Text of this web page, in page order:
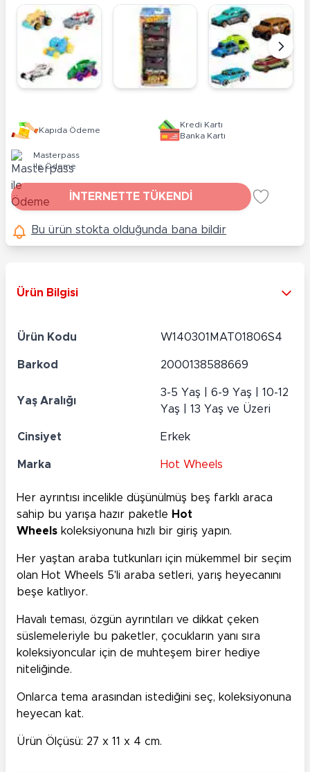
Kapıda Ödeme
Kredi Kartı
Banka Kartı
Masterpass
ile Ödeme
İNTERNETTE TÜKENDİ
Bu ürün stokta olduğunda bana bildir
Ürün Bilgisi
Ürün Kodu W140301MAT01806S4
Barkod 2000138588669
Yaş Aralığı
3-5 Yaş | 6-9 Yaş | 10-12
Yaş | 13 Yaş ve Üzeri
Cinsiyet Erkek
Marka Hot Wheels
Her ayrıntısı incelikle düşünülmüş beş farklı araca
sahip bu yarışa hazır paketle Hot
Wheels koleksiyonuna hızlı bir giriş yapın.
Her yaştan araba tutkunları için mükemmel bir seçim
olan Hot Wheels 5'li araba setleri, yarış heyecanını
beşe katlıyor.
Havalı teması, özgün ayrıntıları ve dikkat çeken
süslemeleriyle bu paketler, çocukların yanı sıra
koleksiyoncular için de muhteşem birer hediye
niteliğinde.
Onlarca tema arasından istediğini seç, koleksiyonuna
heyecan kat.
Ürün Ölçüsü: 27 x 11 x 4 cm.